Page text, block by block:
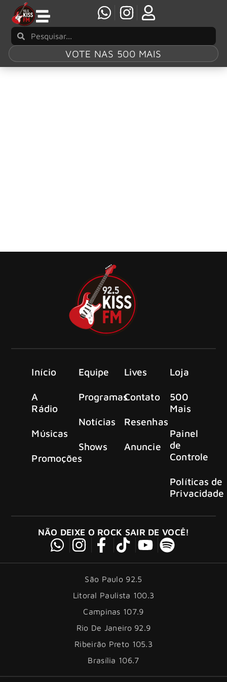
VOTE NAS 500 MAIS
Início
A
Rádio
Músicas
Promoções
Equipe
Programas
Notícias
Shows
Lives
Contato
Resenhas
Anuncie
Loja
500
Mais
Painel
de
Controle
Políticas de
Privacidade
NÃO DEIXE O ROCK SAIR DE VOCÊ!
São Paulo 92.5
Litoral Paulista 100.3
Campinas 107.9
Rio De Janeiro 92.9
Ribeirão Preto 105.3
Brasília 106.7